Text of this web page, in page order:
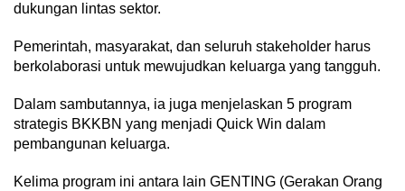
dukungan lintas sektor.
Pemerintah, masyarakat, dan seluruh stakeholder harus
berkolaborasi untuk mewujudkan keluarga yang tangguh.
Dalam sambutannya, ia juga menjelaskan 5 program
strategis BKKBN yang menjadi Quick Win dalam
pembangunan keluarga.
Kelima program ini antara lain GENTING (Gerakan Orang